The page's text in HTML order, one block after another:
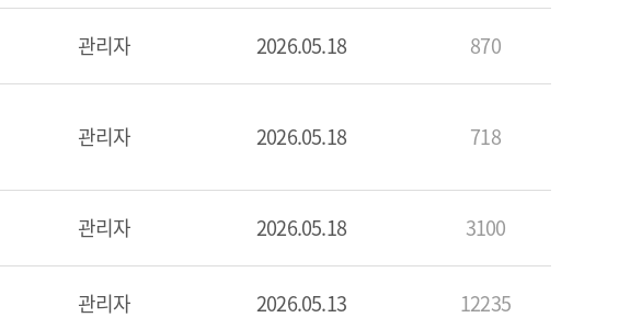
관리자 2026.05.18 870
관리자 2026.05.18 718
관리자 2026.05.18 3100
관리자 2026.05.13 12235